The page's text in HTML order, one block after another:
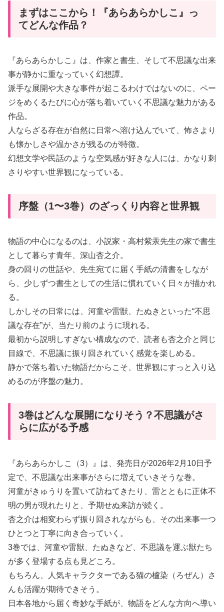
まずはここから！『あらあらかしこ』っ
てどんな作品？
『あらあらかしこ』は、作家と書生、そして不思議な出来
事が静かに重なっていく幻想譚。
派手な展開や大きな事件が起こるわけではないのに、ペー
ジをめくるたびに心が落ち着いていく不思議な魅力がある
作品。
人ならざる存在が自然に日常へ溶け込んでいて、怖さより
も懐かしさや温かさが残るのが特徴。
幻想文学や民話のような空気感が好きな人には、かなり刺
さりやすい世界観になっている。
序盤（1〜3巻）のざっくり内容と世界観
物語の中心になるのは、小説家・高村紫汞先生の家で書生
として暮らす青年、深山杏之介。
身の回りの世話や、先生宛てに届く手紙の清書をしなが
ら、少しずつ書生としての生活に慣れていく日々が描かれ
る。
しかしその日常には、河童や雷獣、たぬきといった“不思
議な存在”が、当たり前のように現れる。
最初から説明しすぎない構成なので、読者も杏之介と同じ
目線で、不思議に振り回されていく感覚を楽しめる。
静かで落ち着いた物語だからこそ、世界観にすっと入り込
めるのが序盤の魅力。
3巻はどんな展開になりそう？不思議がさ
らに広がる予感
『あらあらかしこ（3）』は、発売日が2026年2月10日予
定で、不思議な出来事がさらに増えていきそうな巻。
河童がきゅうりを置いて訪ねてきたり、雷とともに正体不
明の男が現れたりと、予期せぬ来訪が続く。
杏之介は相変わらず振り回されながらも、その出来事一つ
ひとつと丁寧に向き合っていく。
3巻では、河童や雷獣、たぬきなど、不思議を運ぶ獣たち
が多く登場する点も見どころ。
もちろん、人気キャラクターである猫の櫨染（ろぜん）さ
んも活躍が期待できそう。
日本各地から届く奇妙な手紙が、物語をどんな方向へ導い